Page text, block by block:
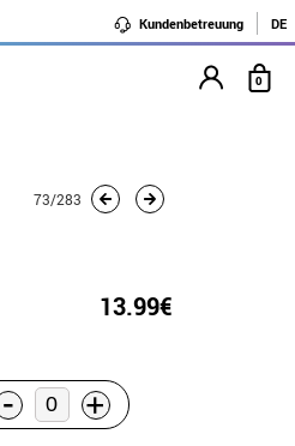
Kundenbetreuung DE
0
73/283
13.99€
- +